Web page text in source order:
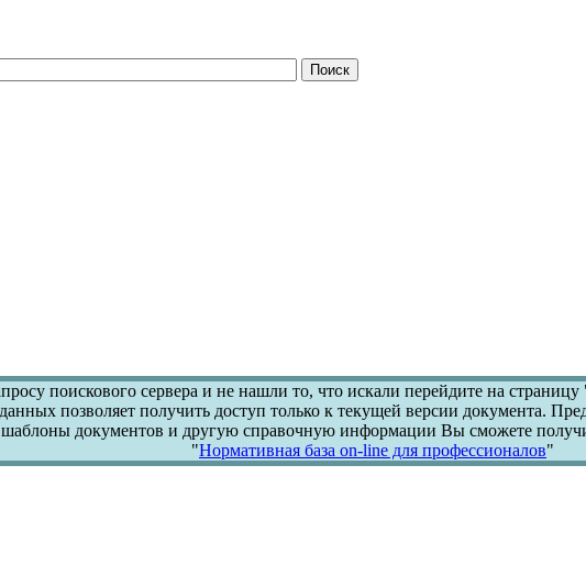
поискового сервера и не нашли то, что искали перейдите на страницу
позволяет получить доступ только к текущей версии документа.
шаблоны документов и другую справочную информации Вы сможете
"Нормативная база on-line для профессионалов"